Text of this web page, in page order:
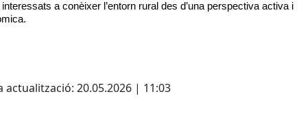
a conèixer l’entorn rural des d’una perspectiva activa i
actualització: 20.05.2026 | 11:03